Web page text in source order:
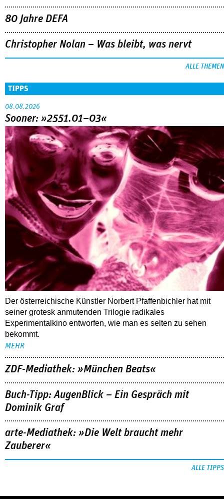
80 Jahre DEFA
Christopher Nolan – Was bleibt, was nervt
ALLE THEMEN
TIPPS
08.08.2026
Sooner: »2551.01–03«
Der österreichische Künstler Norbert Pfaffenbichler hat mit
seiner grotesk anmutenden Trilogie radikales
Experimentalkino entworfen, wie man es selten zu sehen
bekommt.
MEHR
ZDF-Mediathek: »München Beats«
Buch-Tipp: AugenBlick – Ein Gespräch mit
Dominik Graf
arte-Mediathek: »Die Welt braucht mehr
Zauberer«
ALLE TIPPS